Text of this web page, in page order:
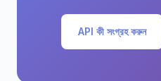
API কী সংগ্রহ করুন